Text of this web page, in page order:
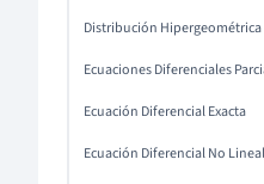
Distribución Hipergeométrica
Ecuaciones Diferenciales
Ecuación Diferencial Exacta
Ecuación Diferencial No Lineal